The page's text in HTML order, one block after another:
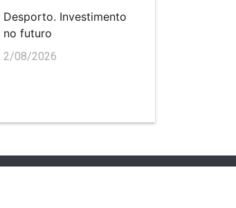
Desporto. Investimento
no futuro
2/08/2026